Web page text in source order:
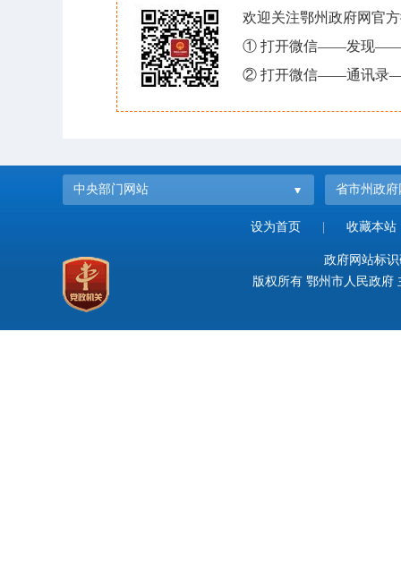
欢迎关注鄂州政府网官
① 打开微信——发现——
② 打开微信——通讯录
中央部门网站 省市州政府
设为首页 收藏本站
政府网站标
版权所有 鄂州市人民政府